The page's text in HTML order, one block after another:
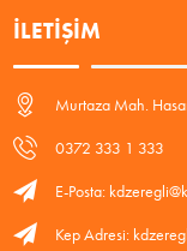
İLETIŞIM
Murtaza Mah.
0372 333 1 333
E-Posta:
Kep Adresi: